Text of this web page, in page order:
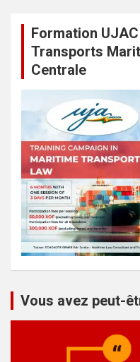
Formation
Transports
Centrale
Vous avez peut-